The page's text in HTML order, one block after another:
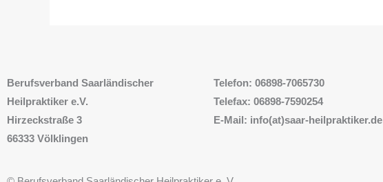
Berufsverband Saarländischer
Heilpraktiker e.V.
Hirzeckstraße 3
66333 Völklingen
Telefon: 06898-7065730
Telefax: 06898-7590254
E-Mail: info(at)saar-heilpraktiker.de